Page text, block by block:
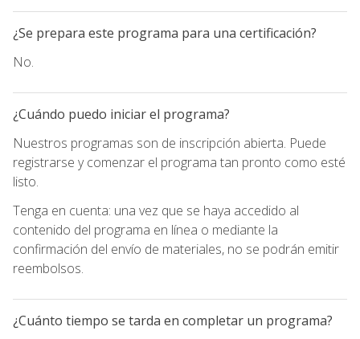
¿Se prepara este programa para una certificación?
No.
¿Cuándo puedo iniciar el programa?
Nuestros programas son de inscripción abierta. Puede
registrarse y comenzar el programa tan pronto como esté
listo.
Tenga en cuenta: una vez que se haya accedido al
contenido del programa en línea o mediante la
confirmación del envío de materiales, no se podrán emitir
reembolsos.
¿Cuánto tiempo se tarda en completar un programa?